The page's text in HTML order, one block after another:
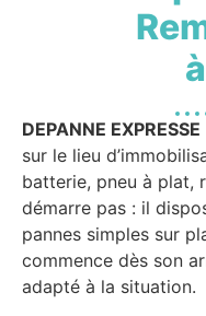
DEPANNE EXPRESSE
sur le lieu
batterie, pneu à plat,
démarre pas : il
pannes simples sur
commence dès son
adapté à la situation.